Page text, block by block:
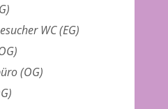
WC (EG)
(OG)